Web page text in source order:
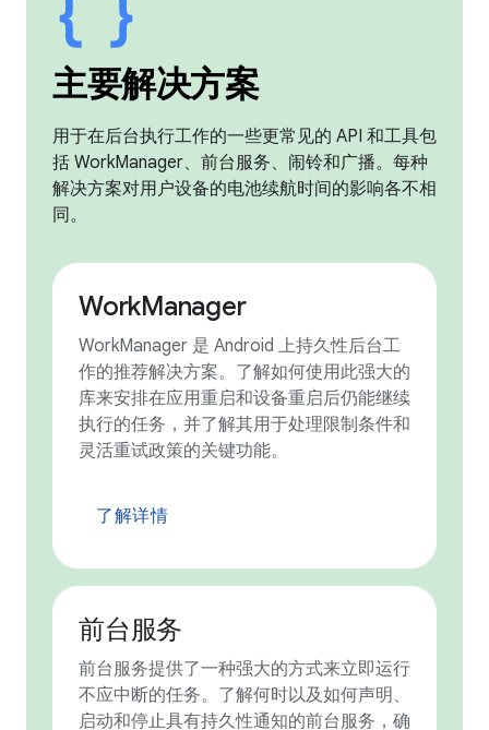
主要解决方案
用于在后台执行工作的一些更常见的 API 和工具包
括 WorkManager、前台服务、闹铃和广播。每种
解决方案对用户设备的电池续航时间的影响各不相
同。
WorkManager
WorkManager 是 Android 上持久性后台工
作的推荐解决方案。了解如何使用此强大的
库来安排在应用重启和设备重启后仍能继续
执行的任务，并了解其用于处理限制条件和
灵活重试政策的关键功能。
了解详情
前台服务
前台服务提供了一种强大的方式来立即运行
不应中断的任务。了解何时以及如何声明、
启动和停止具有持久性通知的前台服务，确